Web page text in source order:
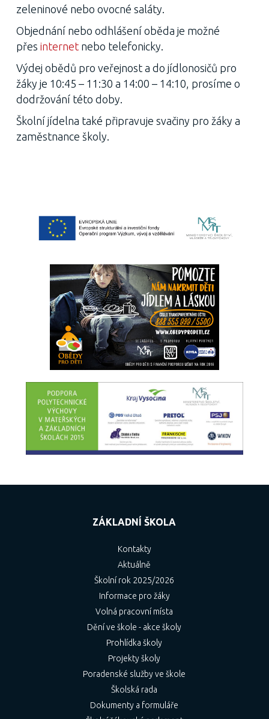
zeleninové nebo ovocné saláty.
Objednání nebo odhlášení oběda je možné
přes internetnebo telefonicky.
Výdej obědů pro veřejnost a do jídlonosičů pro
žáky je 10:45 – 11:30 a 14:00 – 14:10, prosíme o
dodržování této doby.
Školní jídelna také připravuje svačiny pro žáky a
zaměstnance školy.
ZÁKLADNÍ ŠKOLA
Kontakty
Aktuálně
Školní rok 2025/2026
Informace pro žáky
Volná pracovní místa
Dění ve škole - akce školy
Prohlídka školy
Projekty školy
Poradenské služby ve škole
Školská rada
Dokumenty a formuláře